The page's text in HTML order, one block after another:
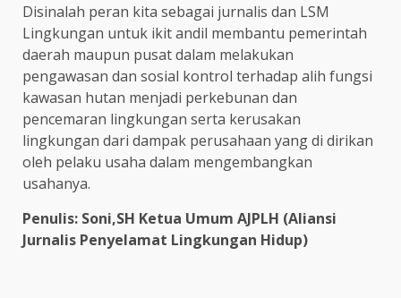
Disinalah peran kita sebagai jurnalis dan LSM
Lingkungan untuk ikit andil membantu pemerintah
daerah maupun pusat dalam melakukan
pengawasan dan sosial kontrol terhadap alih fungsi
kawasan hutan menjadi perkebunan dan
pencemaran lingkungan serta kerusakan
lingkungan dari dampak perusahaan yang di dirikan
oleh pelaku usaha dalam mengembangkan
usahanya.
Penulis: Soni,SH Ketua Umum AJPLH (Aliansi
Jurnalis Penyelamat Lingkungan Hidup)